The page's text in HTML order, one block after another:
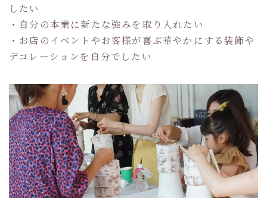
したい
・自分の本業に新たな強みを取り入れたい
・お店のイベントやお客様が喜ぶ華やかにする装飾や
デコレーションを自分でしたい